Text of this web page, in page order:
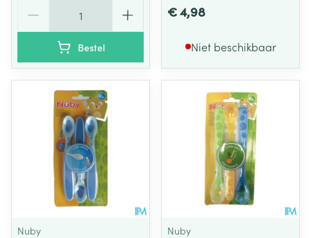
Bestel
€ 4,98
Niet beschikbaar
Nuby
Nuby